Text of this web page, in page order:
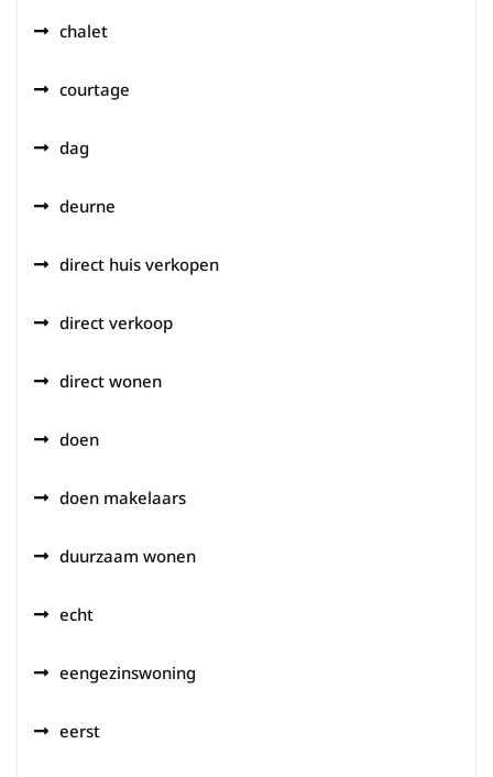
chalet
courtage
dag
deurne
direct huis verkopen
direct verkoop
direct wonen
doen
doen makelaars
duurzaam wonen
echt
eengezinswoning
eerst